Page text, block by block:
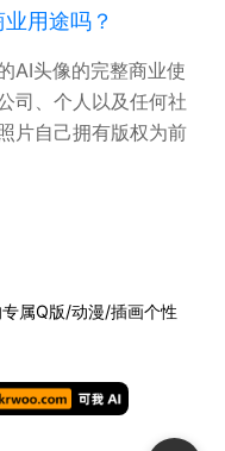
用途吗？
AI头像的完整商业使
司、个人以及任何社
片自己拥有版权为前
属Q版/动漫/插画个性